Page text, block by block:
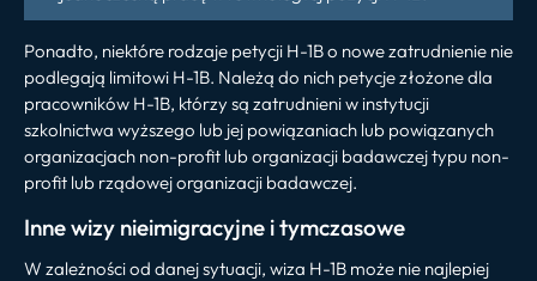
Ponadto, niektóre rodzaje petycji H-1B o nowe zatrudnienie nie
podlegają limitowi H-1B. Należą do nich petycje złożone dla
pracowników H-1B, którzy są zatrudnieni w instytucji
szkolnictwa wyższego lub jej powiązaniach lub powiązanych
organizacjach non-profit lub organizacji badawczej typu non-
profit lub rządowej organizacji badawczej.
Inne wizy nieimigracyjne i tymczasowe
W zależności od danej sytuacji, wiza H-1B może nie najlepiej